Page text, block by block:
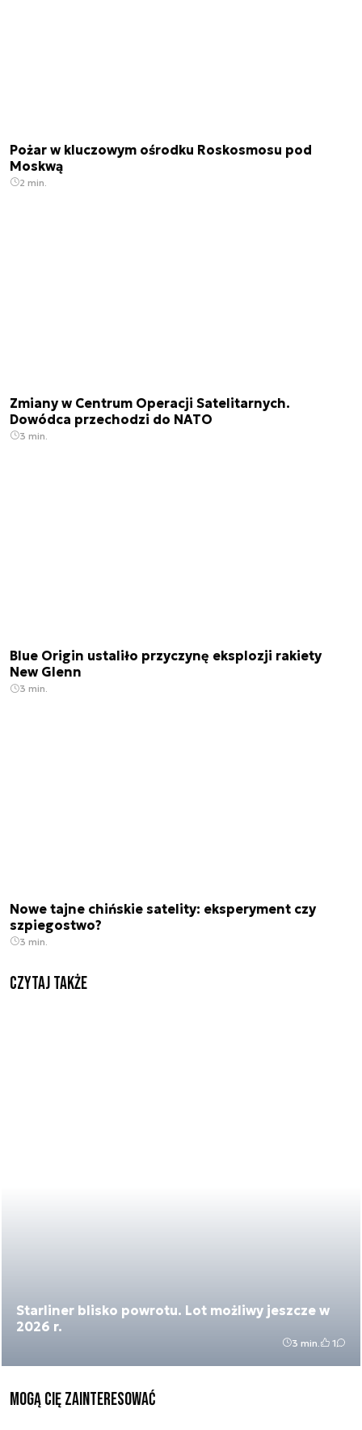
Pożar w kluczowym ośrodku Roskosmosu pod
Moskwą
2 min.
Zmiany w Centrum Operacji Satelitarnych.
Dowódca przechodzi do NATO
3 min.
Blue Origin ustaliło przyczynę eksplozji rakiety
New Glenn
3 min.
Nowe tajne chińskie satelity: eksperyment czy
szpiegostwo?
3 min.
Czytaj także
Starliner blisko powrotu. Lot możliwy jeszcze w
2026 r.
3 min. 1
Mogą Cię zainteresować